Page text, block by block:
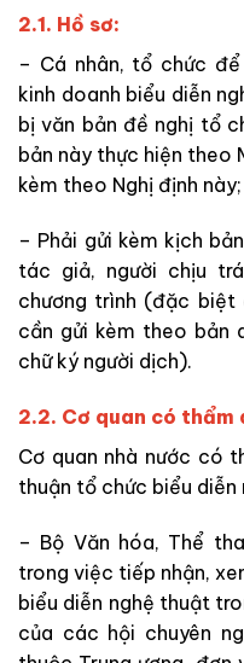
2.1. Hồ sơ:
– Cá nhân, tổ chức
kinh doanh biểu diễn
bị văn bản đề nghị tổ
bản này thực hiện theo
kèm theo Nghị định này;
– Phải gửi kèm kịch
tác giả, người chịu
chương trình (đặc
cần gửi kèm theo bản
chữ ký người dịch).
2.2. Cơ quan có thẩm
Cơ quan nhà nước có
thuận tổ chức biểu
– Bộ Văn hóa, Thể
trong việc tiếp nhận,
biểu diễn nghệ thuật
của các hội chuyên